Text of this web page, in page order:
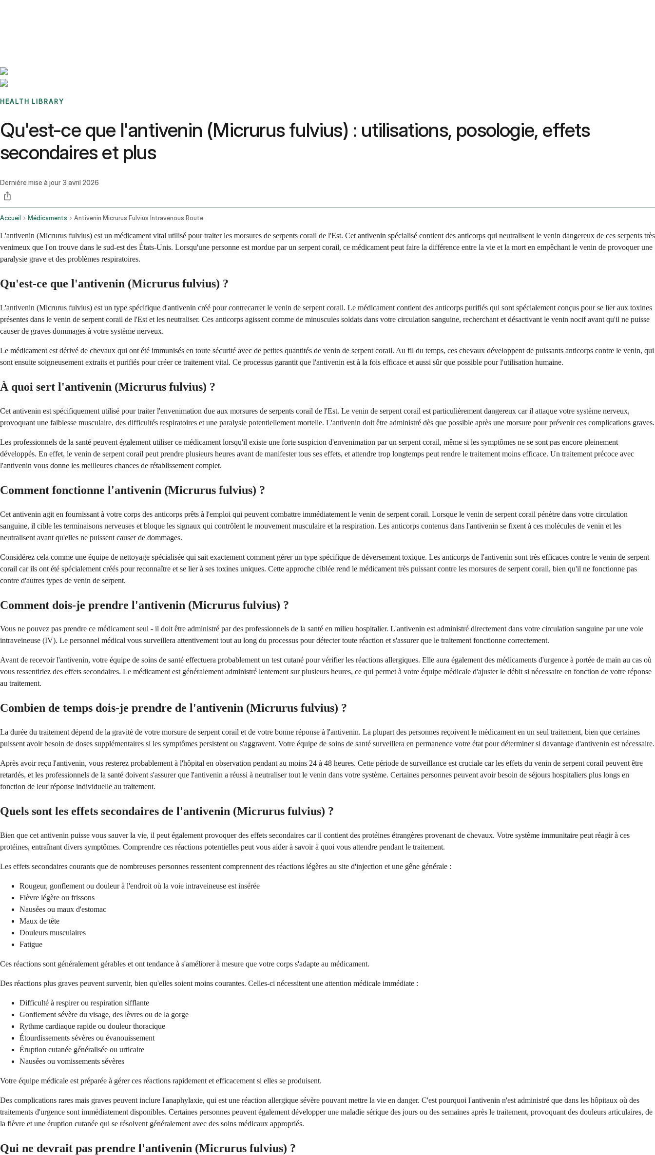
HEALTH LIBRARY
Qu'est-ce que l'antivenin (Micrurus fulvius) : utilisations, posologie, effets
secondaires et plus
Dernière mise à jour3 avril 2026
Accueil Médicaments Antivenin Micrurus Fulvius Intravenous Route
L'antivenin (Micrurus fulvius) est un médicament vital utilisé pour traiter les morsures de serpents corail de l'Est. Cet antivenin spécialisé contient des anticorps qui neutralisent le venin dangereux de ces serpents très
venimeux que l'on trouve dans le sud-est des États-Unis. Lorsqu'une personne est mordue par un serpent corail, ce médicament peut faire la différence entre la vie et la mort en empêchant le venin de provoquer une
paralysie grave et des problèmes respiratoires.
Qu'est-ce que l'antivenin (Micrurus fulvius) ?
L'antivenin (Micrurus fulvius) est un type spécifique d'antivenin créé pour contrecarrer le venin de serpent corail. Le médicament contient des anticorps purifiés qui sont spécialement conçus pour se lier aux toxines
présentes dans le venin de serpent corail de l'Est et les neutraliser. Ces anticorps agissent comme de minuscules soldats dans votre circulation sanguine, recherchant et désactivant le venin nocif avant qu'il ne puisse
causer de graves dommages à votre système nerveux.
Le médicament est dérivé de chevaux qui ont été immunisés en toute sécurité avec de petites quantités de venin de serpent corail. Au fil du temps, ces chevaux développent de puissants anticorps contre le venin, qui
sont ensuite soigneusement extraits et purifiés pour créer ce traitement vital. Ce processus garantit que l'antivenin est à la fois efficace et aussi sûr que possible pour l'utilisation humaine.
À quoi sert l'antivenin (Micrurus fulvius) ?
Cet antivenin est spécifiquement utilisé pour traiter l'envenimation due aux morsures de serpents corail de l'Est. Le venin de serpent corail est particulièrement dangereux car il attaque votre système nerveux,
provoquant une faiblesse musculaire, des difficultés respiratoires et une paralysie potentiellement mortelle. L'antivenin doit être administré dès que possible après une morsure pour prévenir ces complications graves.
Les professionnels de la santé peuvent également utiliser ce médicament lorsqu'il existe une forte suspicion d'envenimation par un serpent corail, même si les symptômes ne se sont pas encore pleinement
développés. En effet, le venin de serpent corail peut prendre plusieurs heures avant de manifester tous ses effets, et attendre trop longtemps peut rendre le traitement moins efficace. Un traitement précoce avec
l'antivenin vous donne les meilleures chances de rétablissement complet.
Comment fonctionne l'antivenin (Micrurus fulvius) ?
Cet antivenin agit en fournissant à votre corps des anticorps prêts à l'emploi qui peuvent combattre immédiatement le venin de serpent corail. Lorsque le venin de serpent corail pénètre dans votre circulation
sanguine, il cible les terminaisons nerveuses et bloque les signaux qui contrôlent le mouvement musculaire et la respiration. Les anticorps contenus dans l'antivenin se fixent à ces molécules de venin et les
neutralisent avant qu'elles ne puissent causer de dommages.
Considérez cela comme une équipe de nettoyage spécialisée qui sait exactement comment gérer un type spécifique de déversement toxique. Les anticorps de l'antivenin sont très efficaces contre le venin de serpent
corail car ils ont été spécialement créés pour reconnaître et se lier à ses toxines uniques. Cette approche ciblée rend le médicament très puissant contre les morsures de serpent corail, bien qu'il ne fonctionne pas
contre d'autres types de venin de serpent.
Comment dois-je prendre l'antivenin (Micrurus fulvius) ?
Vous ne pouvez pas prendre ce médicament seul - il doit être administré par des professionnels de la santé en milieu hospitalier. L'antivenin est administré directement dans votre circulation sanguine par une voie
intraveineuse (IV). Le personnel médical vous surveillera attentivement tout au long du processus pour détecter toute réaction et s'assurer que le traitement fonctionne correctement.
Avant de recevoir l'antivenin, votre équipe de soins de santé effectuera probablement un test cutané pour vérifier les réactions allergiques. Elle aura également des médicaments d'urgence à portée de main au cas où
vous ressentiriez des effets secondaires. Le médicament est généralement administré lentement sur plusieurs heures, ce qui permet à votre équipe médicale d'ajuster le débit si nécessaire en fonction de votre réponse
au traitement.
Combien de temps dois-je prendre de l'antivenin (Micrurus fulvius) ?
La durée du traitement dépend de la gravité de votre morsure de serpent corail et de votre bonne réponse à l'antivenin. La plupart des personnes reçoivent le médicament en un seul traitement, bien que certaines
puissent avoir besoin de doses supplémentaires si les symptômes persistent ou s'aggravent. Votre équipe de soins de santé surveillera en permanence votre état pour déterminer si davantage d'antivenin est nécessaire.
Après avoir reçu l'antivenin, vous resterez probablement à l'hôpital en observation pendant au moins 24 à 48 heures. Cette période de surveillance est cruciale car les effets du venin de serpent corail peuvent être
retardés, et les professionnels de la santé doivent s'assurer que l'antivenin a réussi à neutraliser tout le venin dans votre système. Certaines personnes peuvent avoir besoin de séjours hospitaliers plus longs en
fonction de leur réponse individuelle au traitement.
Quels sont les effets secondaires de l'antivenin (Micrurus fulvius) ?
Bien que cet antivenin puisse vous sauver la vie, il peut également provoquer des effets secondaires car il contient des protéines étrangères provenant de chevaux. Votre système immunitaire peut réagir à ces
protéines, entraînant divers symptômes. Comprendre ces réactions potentielles peut vous aider à savoir à quoi vous attendre pendant le traitement.
Les effets secondaires courants que de nombreuses personnes ressentent comprennent des réactions légères au site d'injection et une gêne générale :
Rougeur, gonflement ou douleur à l'endroit où la voie intraveineuse est insérée
Fièvre légère ou frissons
Nausées ou maux d'estomac
Maux de tête
Douleurs musculaires
Fatigue
Ces réactions sont généralement gérables et ont tendance à s'améliorer à mesure que votre corps s'adapte au médicament.
Des réactions plus graves peuvent survenir, bien qu'elles soient moins courantes. Celles-ci nécessitent une attention médicale immédiate :
Difficulté à respirer ou respiration sifflante
Gonflement sévère du visage, des lèvres ou de la gorge
Rythme cardiaque rapide ou douleur thoracique
Étourdissements sévères ou évanouissement
Éruption cutanée généralisée ou urticaire
Nausées ou vomissements sévères
Votre équipe médicale est préparée à gérer ces réactions rapidement et efficacement si elles se produisent.
Des complications rares mais graves peuvent inclure l'anaphylaxie, qui est une réaction allergique sévère pouvant mettre la vie en danger. C'est pourquoi l'antivenin n'est administré que dans les hôpitaux où des
traitements d'urgence sont immédiatement disponibles. Certaines personnes peuvent également développer une maladie sérique des jours ou des semaines après le traitement, provoquant des douleurs articulaires, de
la fièvre et une éruption cutanée qui se résolvent généralement avec des soins médicaux appropriés.
Qui ne devrait pas prendre l'antivenin (Micrurus fulvius) ?